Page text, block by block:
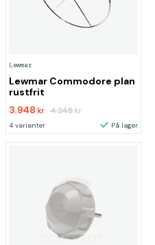
Lewmar
Lewmar Commodore plan
rustfrit
3.948 kr 4.245kr
4 varianter På lager